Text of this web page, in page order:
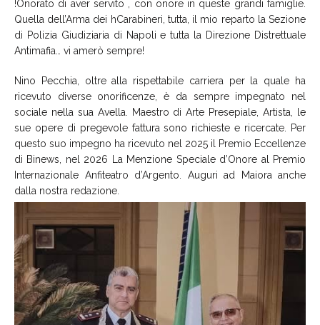
!Onorato di aver servito , con onore in queste grandi famiglie.
Quella dell’Arma dei hCarabineri, tutta, il mio reparto la Sezione
di Polizia Giudiziaria di Napoli e tutta la Direzione Distrettuale
Antimafia… vi amerò sempre!
Nino Pecchia, oltre alla rispettabile carriera per la quale ha
ricevuto diverse onorificenze, è da sempre impegnato nel
sociale nella sua Avella. Maestro di Arte Presepiale, Artista, le
sue opere di pregevole fattura sono richieste e ricercate. Per
questo suo impegno ha ricevuto nel 2025 il Premio Eccellenze
di Binews, nel 2026 La Menzione Speciale d’Onore al Premio
Internazionale Anfiteatro d’Argento. Auguri ad Maiora anche
dalla nostra redazione.